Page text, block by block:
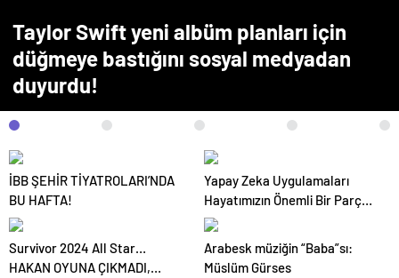
Taylor Swift yeni albüm planları için
düğmeye bastığını sosyal medyadan
duyurdu!
İBB ŞEHİR TİYATROLARI’NDA
BU HAFTA!
Yapay Zeka Uygulamaları
Hayatımızın Önemli Bir Parçası
Haline Geliyor
Survivor 2024 All Star…
HAKAN OYUNA ÇIKMADI,
Arabesk müziğin “Baba”sı:
Müslüm Gürses